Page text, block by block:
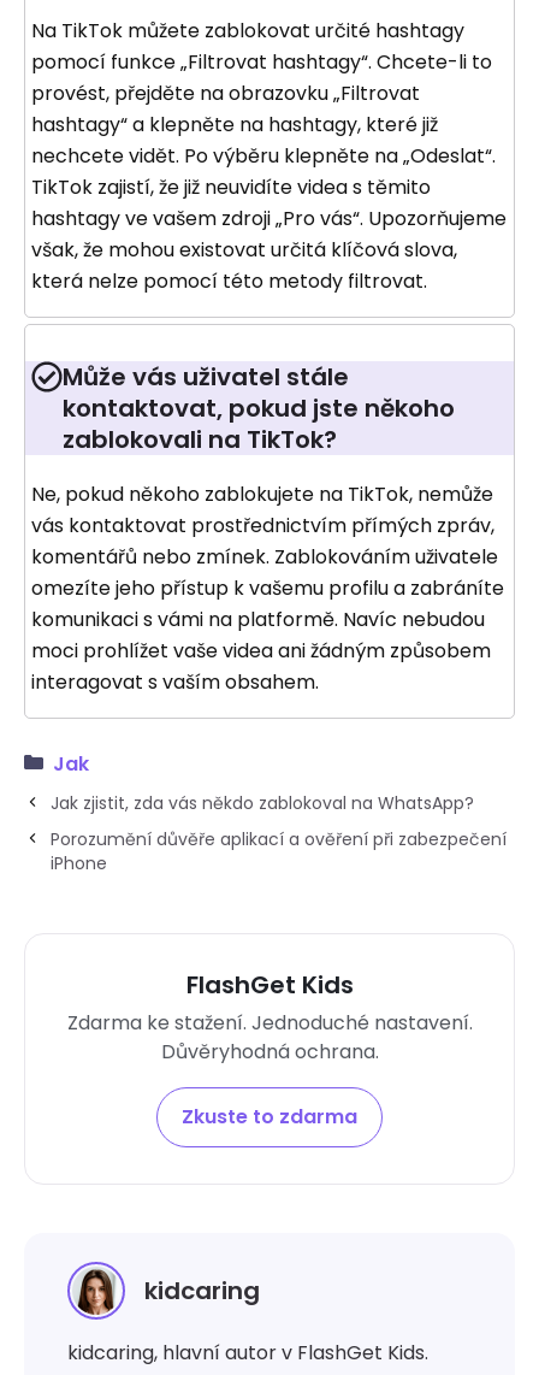
Na TikTok můžete zablokovat určité hashtagy
pomocí funkce „Filtrovat hashtagy“. Chcete-li to
provést, přejděte na obrazovku „Filtrovat
hashtagy“ a klepněte na hashtagy, které již
nechcete vidět. Po výběru klepněte na „Odeslat“.
TikTok zajistí, že již neuvidíte videa s těmito
hashtagy ve vašem zdroji „Pro vás“. Upozorňujeme
však, že mohou existovat určitá klíčová slova,
která nelze pomocí této metody filtrovat.
Může vás uživatel stále
kontaktovat, pokud jste někoho
zablokovali na TikTok?
Ne, pokud někoho zablokujete na TikTok, nemůže
vás kontaktovat prostřednictvím přímých zpráv,
komentářů nebo zmínek. Zablokováním uživatele
omezíte jeho přístup k vašemu profilu a zabráníte
komunikaci s vámi na platformě. Navíc nebudou
moci prohlížet vaše videa ani žádným způsobem
interagovat s vaším obsahem.
Jak
Jak zjistit, zda vás někdo zablokoval na WhatsApp?
Porozumění důvěře aplikací a ověření při zabezpečení
iPhone
FlashGet Kids
Zdarma ke stažení. Jednoduché nastavení.
Důvěryhodná ochrana.
Zkuste to zdarma
kidcaring
kidcaring, hlavní autor v FlashGet Kids.